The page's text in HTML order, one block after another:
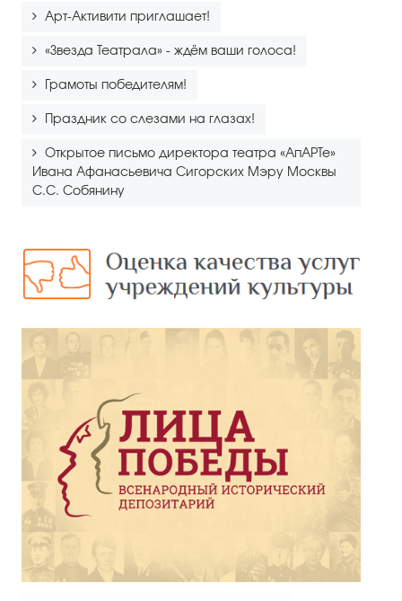
Арт-Активити приглашает!
«Звезда Театрала» - ждём ваши голоса!
Грамоты победителям!
Праздник со слезами на глазах!
Открытое письмо директора театра «АпАРТе»
Ивана Афанасьевича Сигорских Мэру Москвы
С.С. Собянину